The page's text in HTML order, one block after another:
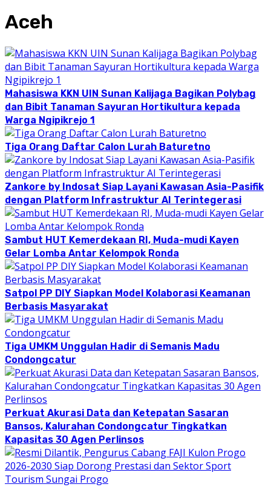
Aceh
Mahasiswa KKN UIN Sunan Kalijaga Bagikan Polybag
dan Bibit Tanaman Sayuran Hortikultura kepada
Warga Ngipikrejo 1
Tiga Orang Daftar Calon Lurah Baturetno
Zankore by Indosat Siap Layani Kawasan Asia-Pasifik
dengan Platform Infrastruktur AI Terintegerasi
Sambut HUT Kemerdekaan RI, Muda-mudi Kayen
Gelar Lomba Antar Kelompok Ronda
Satpol PP DIY Siapkan Model Kolaborasi Keamanan
Berbasis Masyarakat
Tiga UMKM Unggulan Hadir di Semanis Madu
Condongcatur
Perkuat Akurasi Data dan Ketepatan Sasaran
Bansos, Kalurahan Condongcatur Tingkatkan
Kapasitas 30 Agen Perlinsos